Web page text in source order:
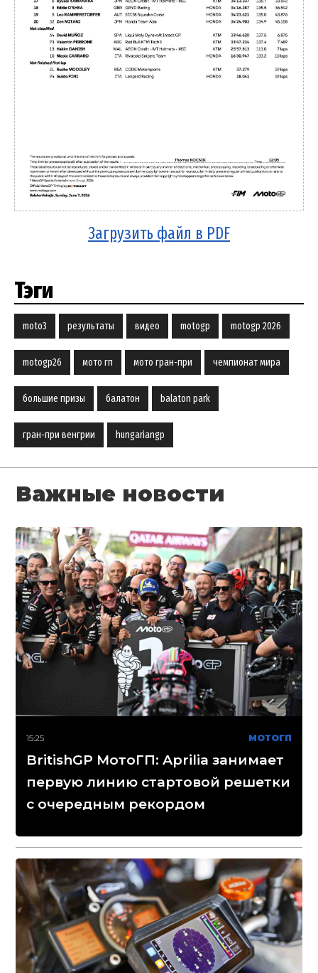
Загрузить файл в PDF
Тэги
moto3 результаты видео motogp motogp 2026
motogp26 мото гп мото гран-при чемпионат мира
большие призы балатон balaton park
гран-при венгрии hungariangp
Важные новости
15:25 МОТОГП
BritishGP МотоГП: Aprilia занимает
первую линию стартовой решетки
с очередным рекордом